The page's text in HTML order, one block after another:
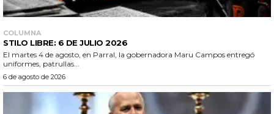
COLUMNA
STILO LIBRE: 6 DE JULIO 2026
El martes 4 de agosto, en Parral, la gobernadora Maru Campos entregó
uniformes, patrullas...
6 de agosto de 2026